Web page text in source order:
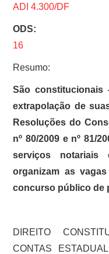
ADI 4.300/DF
ODS:
16
Resumo:
São
extrapolação de
Resoluções do
nº 80/2009 e nº 81/
serviços
organizam as
concurso público de
DIREITO
CONTAS